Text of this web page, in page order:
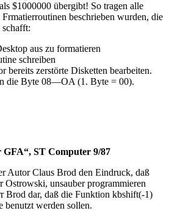
$1000000 übergibt! So tragen alle
beschrieben wurden, die
aus zu formatieren
schreiben
bereits zerstörte Disketten bearbeiten.
die Byte 08—OA (1. Byte = 00).
ST Computer 9/87
Autor Claus Brod den Eindruck, daß
Ostrowski, unsauber programmieren
Brod dar, daß die Funktion kbshift(-1)
benutzt werden sollen.